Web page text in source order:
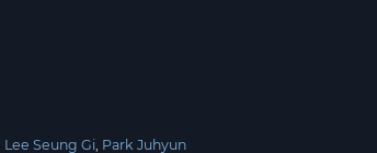
Lee Seung Gi Park Juhyun